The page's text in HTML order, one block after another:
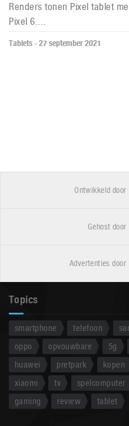
Renders tonen Pixel tablet
Pixel 6....
Tablets - 27 september 2021
Ontwikkeld door
Gehost door
Advertenties door
Topics
smartphone telefoon
oppo
opvouwbare 5g
huawei
pretpark kopen
xiaomi
tv spelcomputer
gaming
review tablet